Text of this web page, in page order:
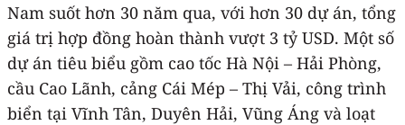
Nam suốt hơn 30 năm qua, với hơn 30 dự án, tổng
giá trị hợp đồng hoàn thành vượt 3 tỷ USD. Một số
dự án tiêu biểu gồm cao tốc Hà Nội – Hải Phòng,
cầu Cao Lãnh, cảng Cái Mép – Thị Vải, công trình
biển tại Vĩnh Tân, Duyên Hải, Vũng Áng và loạt